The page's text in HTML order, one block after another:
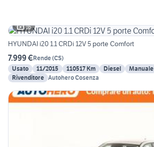
16
HYUNDAI i20 1.1 CRDi 12V 5 porte Comfort
7.999 €Rende(CS)
Usato
11/2015 110517 Km Diesel Manuale
Rivenditore Autohero Cosenza